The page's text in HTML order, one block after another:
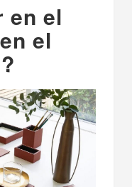
en el
el